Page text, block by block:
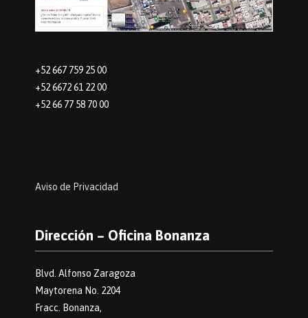
+52 667 759 25 00
+52 6672 61 22 00
+52 66 77 58 70 00
Aviso de Privacidad
Dirección – Oficina Bonanza
Blvd. Alfonso Zaragoza
Maytorena No. 2204
Fracc. Bonanza,